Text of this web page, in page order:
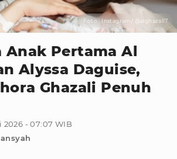
Foto : Instagram/ @alghazali7
Anak Pertama Al
Alyssa Daguise,
Ghazali Penuh
2026 - 07:07 WIB